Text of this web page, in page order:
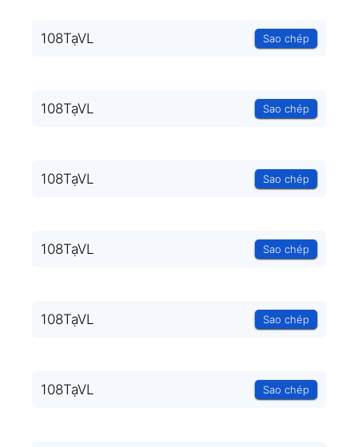
108TạVL Sao chép
108TạVL Sao chép
108TạVL Sao chép
108TạVL Sao chép
108TạVL Sao chép
108TạVL Sao chép